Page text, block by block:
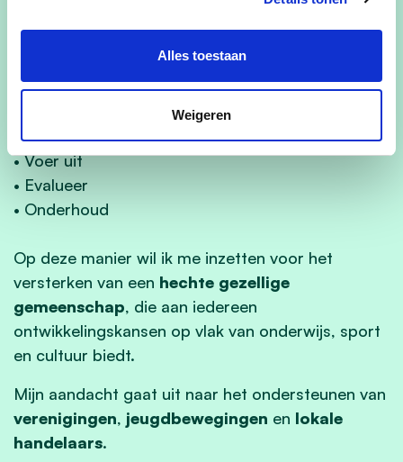
Alles toestaan
Weigeren
• Analyseer
• Maak een plan
• Voer uit
• Evalueer
• Onderhoud
Op deze manier wil ik me inzetten voor het
versterken van een hechte gezellige
gemeenschap, die aan iedereen
ontwikkelingskansen op vlak van onderwijs, sport
en cultuur biedt.
Mijn aandacht gaat uit naar het ondersteunen van
verenigingen, jeugdbewegingen en lokale
handelaars.